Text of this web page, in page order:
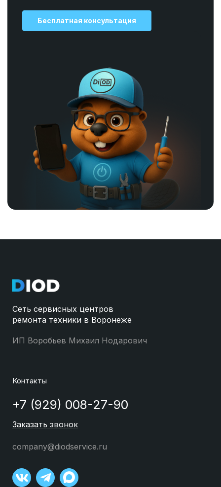
Бесплатная консультация
Сеть сервисных центров
ремонта техники в Воронеже
ИП Воробьев Михаил Нодарович
Контакты
+7 (929) 008-27-90
Заказать звонок
company@diodservice.ru